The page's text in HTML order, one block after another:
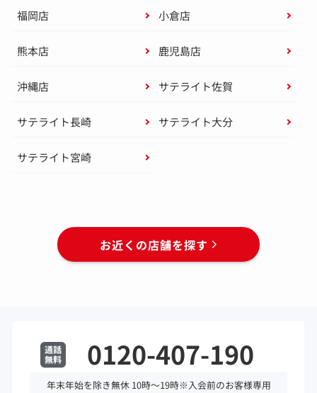
福岡店 小倉店
熊本店 鹿児島店
沖縄店 サテライト佐賀
サテライト長崎 サテライト大分
サテライト宮崎
お近くの店舗を探す
0120-407-190
年末年始を除き無休 10時～19時※入会前のお客様専用